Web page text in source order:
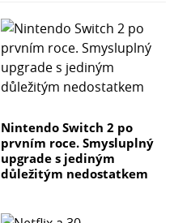
Nintendo Switch 2 po
prvním roce. Smysluplný
upgrade s jediným
důležitým nedostatkem